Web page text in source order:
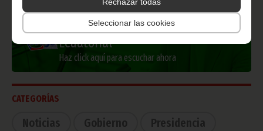
Seleccionar las cookies
Radio Nacional de Guinea
Ecuatorial
Haz click aquí para escuchar ahora
CATEGORÍAS
Noticias Gobierno
Presidencia